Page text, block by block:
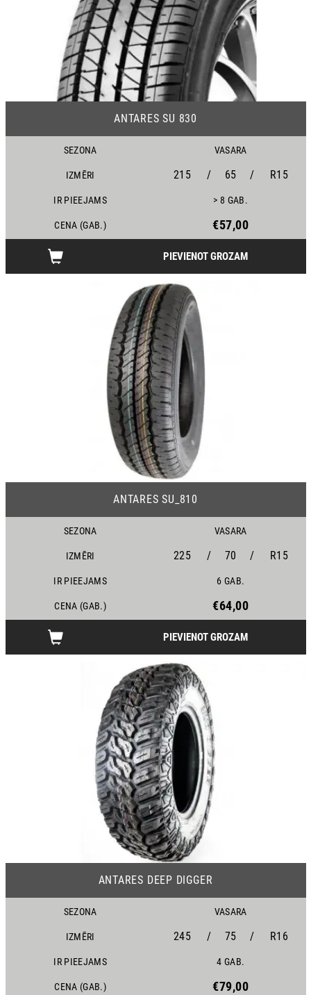
ANTARES SU 830
SEZONA VASARA
IZMĒRI 215 / 65 / R15
IR PIEEJAMS > 8 GAB.
CENA (GAB.) €57,00
PIEVIENOT GROZAM
ANTARES SU_810
SEZONA VASARA
IZMĒRI 225 / 70 / R15
IR PIEEJAMS 6 GAB.
CENA (GAB.) €64,00
PIEVIENOT GROZAM
ANTARES DEEP DIGGER
SEZONA VASARA
IZMĒRI 245 / 75 / R16
IR PIEEJAMS 4 GAB.
CENA (GAB.) €79,00